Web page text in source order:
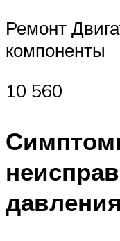
Ремонт
компоненты
10 560